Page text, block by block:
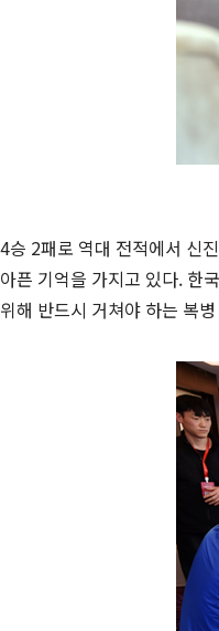
4승 2패로 역대 전적에서 신
아픈 기억을 가지고 있다. 한
위해 반드시 거쳐야 하는 복